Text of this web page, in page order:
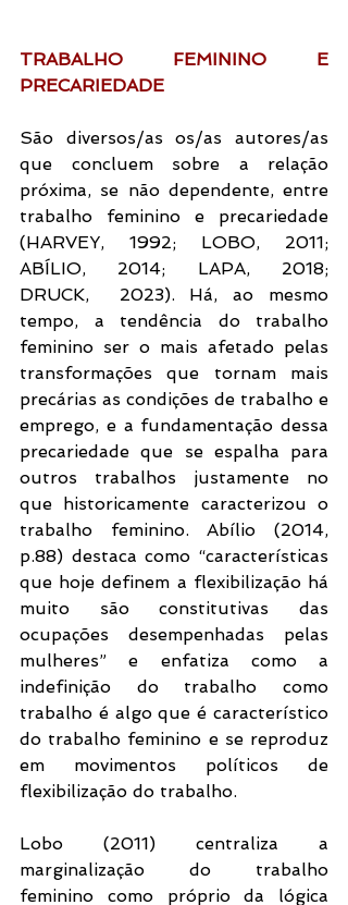
TRABALHO FEMININO E
PRECARIEDADE
São diversos/as os/as autores/as
que concluem sobre a relação
próxima, se não dependente, entre
trabalho feminino e precariedade
(HARVEY, 1992; LOBO, 2011;
ABÍLIO, 2014; LAPA, 2018;
DRUCK,  2023). Há, ao mesmo
tempo, a tendência do trabalho
feminino ser o mais afetado pelas
transformações que tornam mais
precárias as condições de trabalho e
emprego, e a fundamentação dessa
precariedade que se espalha para
outros trabalhos justamente no
que historicamente caracterizou o
trabalho feminino. Abílio (2014,
p.88) destaca como “características
que hoje definem a flexibilização há
muito são constitutivas das
ocupações desempenhadas pelas
mulheres” e enfatiza como a
indefinição do trabalho como
trabalho é algo que é característico
do trabalho feminino e se reproduz
em movimentos políticos de
flexibilização do trabalho.
Lobo (2011) centraliza a
marginalização do trabalho
feminino como próprio da lógica